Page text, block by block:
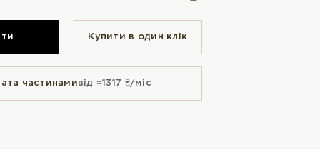
Купити в один клiк
частинамивід ≈1317 ₴/міс